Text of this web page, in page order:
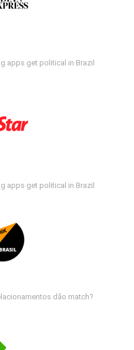
apps get political in Brazil
apps get political in Brazil
dão match?